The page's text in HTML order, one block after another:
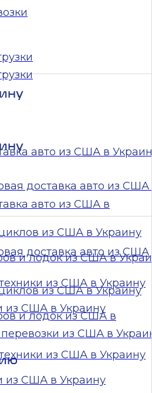
авто из США в
доставка авто из США
из США в Украину
и лодок из США в
из США в Украину
из США в Украину
авто из США в
доставка авто из США
из США в Украину
и лодок из США в
из США в Украину
из США в Украину
из США в